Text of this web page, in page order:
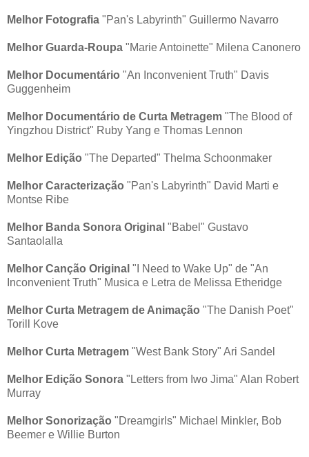
Melhor Fotografia "Pan's Labyrinth" Guillermo Navarro
Melhor Guarda-Roupa "Marie Antoinette" Milena Canonero
Melhor Documentário "An Inconvenient Truth" Davis
Guggenheim
Melhor Documentário de Curta Metragem "The Blood of
Yingzhou District" Ruby Yang e Thomas Lennon
Melhor Edição "The Departed" Thelma Schoonmaker
Melhor Caracterização "Pan's Labyrinth" David Marti e
Montse Ribe
Melhor Banda Sonora Original "Babel" Gustavo
Santaolalla
Melhor Canção Original "I Need to Wake Up" de "An
Inconvenient Truth" Musica e Letra de Melissa Etheridge
Melhor Curta Metragem de Animação "The Danish Poet"
Torill Kove
Melhor Curta Metragem "West Bank Story" Ari Sandel
Melhor Edição Sonora "Letters from Iwo Jima" Alan Robert
Murray
Melhor Sonorização "Dreamgirls" Michael Minkler, Bob
Beemer e Willie Burton